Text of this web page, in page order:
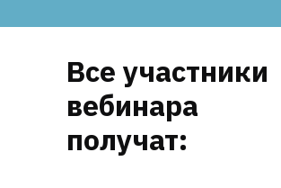
Все участники
вебинара
получат: